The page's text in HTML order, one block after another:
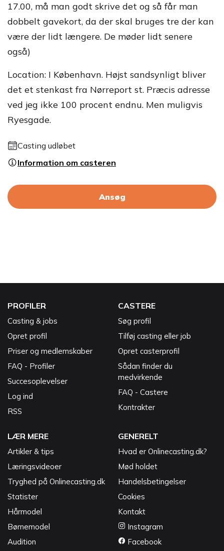
17.00, må man godt skrive det og så får man
dobbelt gavekort, da der skal bruges tre der kan
være der lidt længere. De møder lidt senere
også)
Location: I København. Højst sandsynligt bliver
det et stenkast fra Nørreport st. Præcis adresse
ved jeg ikke 100 procent endnu. Men muligvis
Ryesgade.
Casting udløbet
Information om casteren
Ansøg
PROFILER
Casting & jobs
Opret profil
Priser og medlemskaber
FAQ - Profiler
Succesoplevelser
Log ind
RSS
CASTERE
Søg profil
Tilføj casting eller job
Opret casterprofil
Sådan finder du
medvirkende
FAQ - Castere
Kontrakter
LÆR MERE
Artikler & tips
Læringsvideoer
Tryghed på Onlinecasting.dk
Statister
Hårmodel
Børnemodel
Audition
GENERELT
Hvad er Onlinecasting.dk?
Mød holdet
Handelsbetingelser
Cookies
Kontakt
Instagram
Facebook